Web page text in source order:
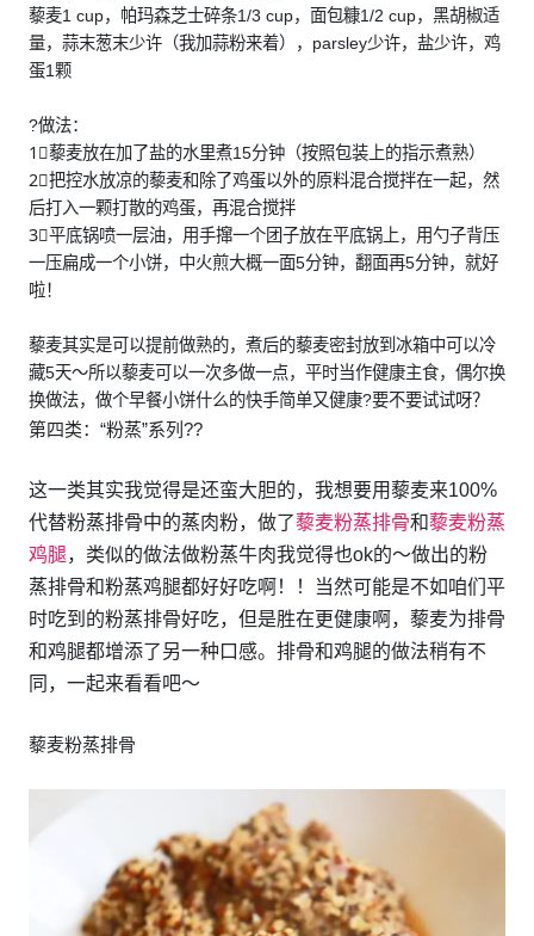
藜麦1 cup，帕玛森芝士碎条1/3 cup，面包糠1/2 cup，黑胡椒适
量，蒜末葱末少许（我加蒜粉来着），parsley少许，盐少许，鸡
蛋1颗
?做法：
1⃣️藜麦放在加了盐的水里煮15分钟（按照包装上的指示煮熟）
2⃣️把控水放凉的藜麦和除了鸡蛋以外的原料混合搅拌在一起，然
后打入一颗打散的鸡蛋，再混合搅拌
3⃣️平底锅喷一层油，用手撺一个团子放在平底锅上，用勺子背压
一压扁成一个小饼，中火煎大概一面5分钟，翻面再5分钟，就好
啦！
藜麦其实是可以提前做熟的，煮后的藜麦密封放到冰箱中可以冷
藏5天～所以藜麦可以一次多做一点，平时当作健康主食，偶尔换
换做法，做个早餐小饼什么的快手简单又健康?要不要试试呀？
第四类：“粉蒸”系列?‍?
这一类其实我觉得是还蛮大胆的，我想要用藜麦来100%
代替粉蒸排骨中的蒸肉粉，做了藜麦粉蒸排骨和藜麦粉蒸
鸡腿，类似的做法做粉蒸牛肉我觉得也ok的～做出的粉
蒸排骨和粉蒸鸡腿都好好吃啊！！当然可能是不如咱们平
时吃到的粉蒸排骨好吃，但是胜在更健康啊，藜麦为排骨
和鸡腿都增添了另一种口感。排骨和鸡腿的做法稍有不
同，一起来看看吧～
藜麦粉蒸排骨